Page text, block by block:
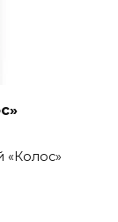
«Колос»